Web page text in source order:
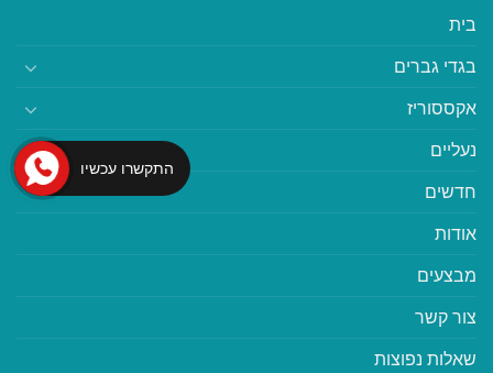
בית
בגדי גברים
אקססוריז
נעליים
חדשים
אודות
מבצעים
צור קשר
שאלות נפוצות
התקשרו עכשיו